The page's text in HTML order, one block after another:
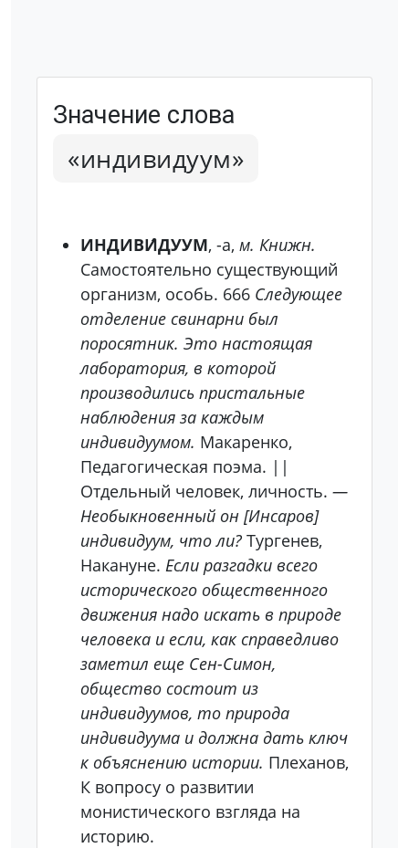
Значение слова
«индивидуум»
ИНДИВИ́ДУУМ, -а, м. Книжн.
Самостоятельно существующий
организм, особь. 666 Следующее
отделение свинарни был
поросятник. Это настоящая
лаборатория, в которой
производились пристальные
наблюдения за каждым
индивидуумом. Макаренко,
Педагогическая поэма. ||
Отдельный человек, личность. —
Необыкновенный он [Инсаров]
индивидуум, что ли? Тургенев,
Накануне. Если разгадки всего
исторического общественного
движения надо искать в природе
человека и если, как справедливо
заметил еще Сен-Симон,
общество состоит из
индивидуумов, то природа
индивидуума и должна дать ключ
к объяснению истории. Плеханов,
К вопросу о развитии
монистического взгляда на
историю.